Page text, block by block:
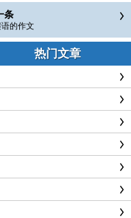
条
的作文
热门文章